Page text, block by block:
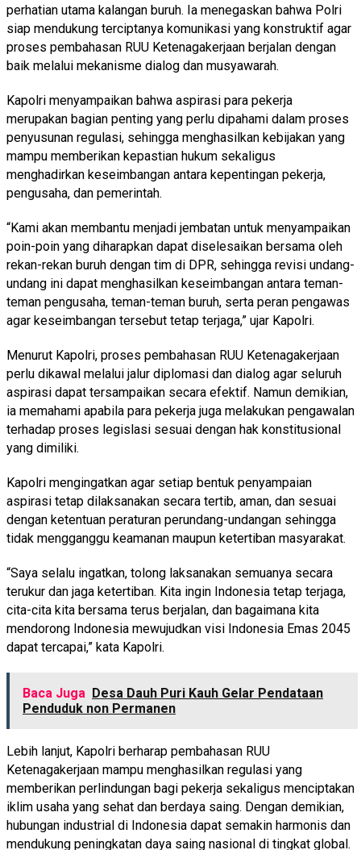
perhatian utama kalangan buruh. Ia menegaskan bahwa Polri
siap mendukung terciptanya komunikasi yang konstruktif agar
proses pembahasan RUU Ketenagakerjaan berjalan dengan
baik melalui mekanisme dialog dan musyawarah.
Kapolri menyampaikan bahwa aspirasi para pekerja
merupakan bagian penting yang perlu dipahami dalam proses
penyusunan regulasi, sehingga menghasilkan kebijakan yang
mampu memberikan kepastian hukum sekaligus
menghadirkan keseimbangan antara kepentingan pekerja,
pengusaha, dan pemerintah.
“Kami akan membantu menjadi jembatan untuk menyampaikan
poin-poin yang diharapkan dapat diselesaikan bersama oleh
rekan-rekan buruh dengan tim di DPR, sehingga revisi undang-
undang ini dapat menghasilkan keseimbangan antara teman-
teman pengusaha, teman-teman buruh, serta peran pengawas
agar keseimbangan tersebut tetap terjaga,” ujar Kapolri.
Menurut Kapolri, proses pembahasan RUU Ketenagakerjaan
perlu dikawal melalui jalur diplomasi dan dialog agar seluruh
aspirasi dapat tersampaikan secara efektif. Namun demikian,
ia memahami apabila para pekerja juga melakukan pengawalan
terhadap proses legislasi sesuai dengan hak konstitusional
yang dimiliki.
Kapolri mengingatkan agar setiap bentuk penyampaian
aspirasi tetap dilaksanakan secara tertib, aman, dan sesuai
dengan ketentuan peraturan perundang-undangan sehingga
tidak mengganggu keamanan maupun ketertiban masyarakat.
“Saya selalu ingatkan, tolong laksanakan semuanya secara
terukur dan jaga ketertiban. Kita ingin Indonesia tetap terjaga,
cita-cita kita bersama terus berjalan, dan bagaimana kita
mendorong Indonesia mewujudkan visi Indonesia Emas 2045
dapat tercapai,” kata Kapolri.
Baca Juga Desa Dauh Puri Kauh Gelar Pendataan
Penduduk non Permanen
Lebih lanjut, Kapolri berharap pembahasan RUU
Ketenagakerjaan mampu menghasilkan regulasi yang
memberikan perlindungan bagi pekerja sekaligus menciptakan
iklim usaha yang sehat dan berdaya saing. Dengan demikian,
hubungan industrial di Indonesia dapat semakin harmonis dan
mendukung peningkatan daya saing nasional di tingkat global.